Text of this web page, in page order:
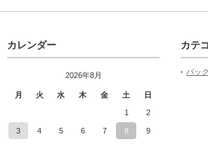
カレンダー
2026年8月
月 火 水 木 金 土 日
1 2
3 4 5 6 7 8 9
カテ
バッ